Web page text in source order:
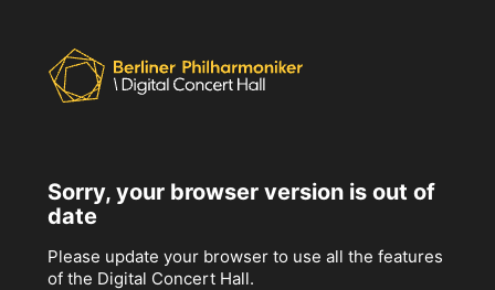
Sorry, your browser version is out of
date
Please update your browser to use all the features
of the Digital Concert Hall.